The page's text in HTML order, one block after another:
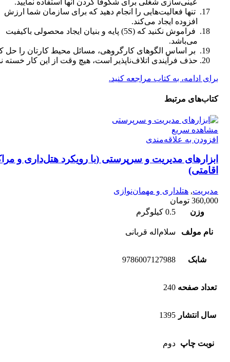
عینی‌سازی شغلی برای شکوفا کردن آنها استفاده نمایید.
تنها فعالیت‌هایی را انجام دهید که برای سازمان شما ارزش
افزوده ایجاد می‌کند.
فراموش نکنید که (5S) پایه و بنیان ایجاد محصولی باکیفیت
می‌باشد.
بر اساس الگوهای کارگروهی، مسائل محیط کارتان را حل
حذف فرآیندی اتلاف‌ناپذیر است، هیچ وقت از این کار خسته
برای ادامه، به کتاب مراجعه کنید.
کتاب‌های مرتبط
مشاهده سریع
افزودن به علاقه‌مندی
ابزارهای مدیریت و سرپرستی (با رویکرد هتل‌داری و
اقامتی)
مدیریت, هتلداری و مهمان‌نوازی
360,000 تومان
وزن
0.5 کیلوگرم
نام مولف سلام‌اله قربانی
شابک 9786007127988
تعداد صفحه 240
سال انتشار 1395
نوبت چاپ دوم